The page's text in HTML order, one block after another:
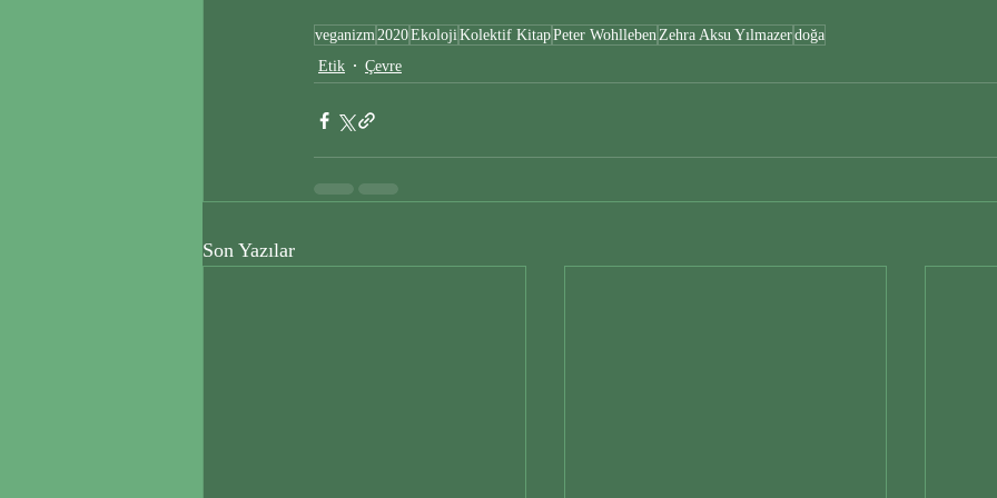
veganizm2020EkolojiKolektif KitapPeter WohllebenZehra Aksu Yılmazerdoğa
Etik
Çevre
Son Yazılar